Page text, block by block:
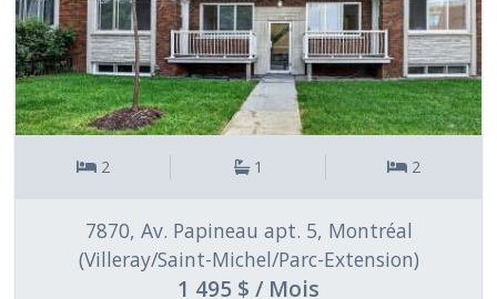
2 1 2
7870, Av. Papineau apt. 5, Montréal
(Villeray/Saint-Michel/Parc-Extension)
1 495 $ / Mois